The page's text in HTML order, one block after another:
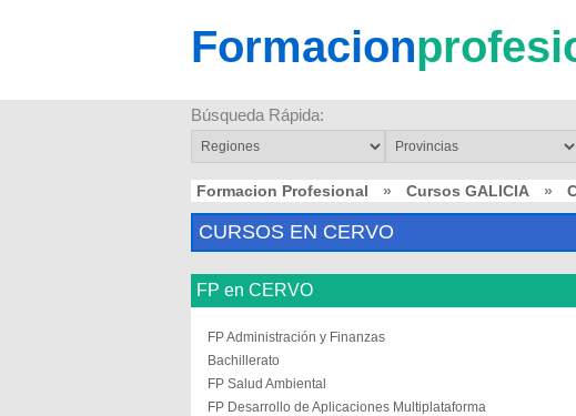
Formacion
Búsqueda Rápida:
Formacion Profesional » Cursos GALICIA »
CURSOS EN CERVO
FP en CERVO
FP Administración y Finanzas
Bachillerato
FP Salud Ambiental
FP Desarrollo de Aplicaciones Multiplataforma